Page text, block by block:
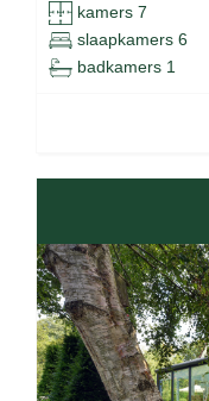
kamers 7
slaapkamers 6
badkamers 1